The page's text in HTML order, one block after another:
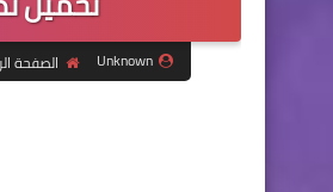
Unknown الصفحة